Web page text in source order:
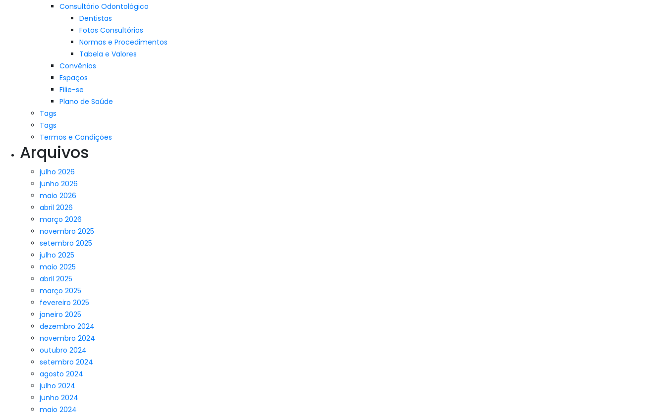
Consultório Odontológico
Dentistas
Fotos Consultórios
Normas e Procedimentos
Tabela e Valores
Convênios
Espaços
Filie-se
Plano de Saúde
Tags
Tags
Termos e Condições
Arquivos
julho 2026
junho 2026
maio 2026
abril 2026
março 2026
novembro 2025
setembro 2025
julho 2025
maio 2025
abril 2025
março 2025
fevereiro 2025
janeiro 2025
dezembro 2024
novembro 2024
outubro 2024
setembro 2024
agosto 2024
julho 2024
junho 2024
maio 2024